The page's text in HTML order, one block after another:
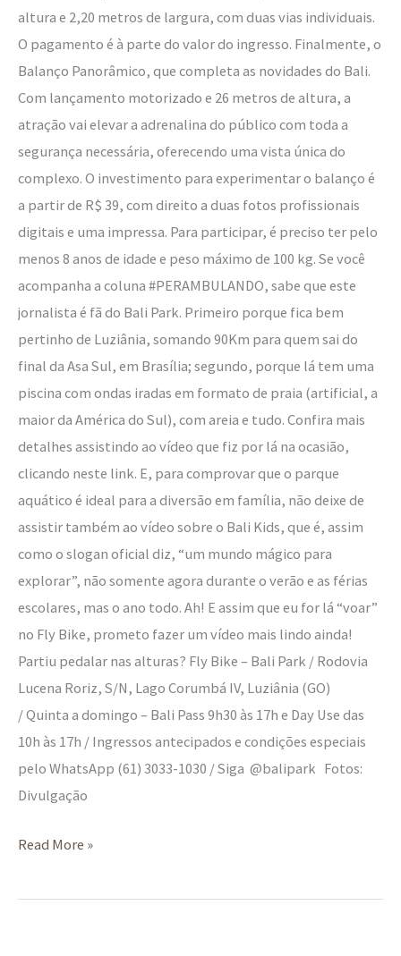
altura e 2,20 metros de largura, com duas vias individuais.
O pagamento é à parte do valor do ingresso. Finalmente, o
Balanço Panorâmico, que completa as novidades do Bali.
Com lançamento motorizado e 26 metros de altura, a
atração vai elevar a adrenalina do público com toda a
segurança necessária, oferecendo uma vista única do
complexo. O investimento para experimentar o balanço é
a partir de R$ 39, com direito a duas fotos profissionais
digitais e uma impressa. Para participar, é preciso ter pelo
menos 8 anos de idade e peso máximo de 100 kg. Se você
acompanha a coluna #PERAMBULANDO, sabe que este
jornalista é fã do Bali Park. Primeiro porque fica bem
pertinho de Luziânia, somando 90Km para quem sai do
final da Asa Sul, em Brasília; segundo, porque lá tem uma
piscina com ondas iradas em formato de praia (artificial, a
maior da América do Sul), com areia e tudo. Confira mais
detalhes assistindo ao vídeo que fiz por lá na ocasião,
clicando neste link. E, para comprovar que o parque
aquático é ideal para a diversão em família, não deixe de
assistir também ao vídeo sobre o Bali Kids, que é, assim
como o slogan oficial diz, “um mundo mágico para
explorar”, não somente agora durante o verão e as férias
escolares, mas o ano todo. Ah! E assim que eu for lá “voar”
no Fly Bike, prometo fazer um vídeo mais lindo ainda!
Partiu pedalar nas alturas? Fly Bike – Bali Park / Rodovia
Lucena Roriz, S/N, Lago Corumbá IV, Luziânia (GO)
/ Quinta a domingo – Bali Pass 9h30 às 17h e Day Use das
10h às 17h / Ingressos antecipados e condições especiais
pelo WhatsApp (61) 3033-1030 / Siga @balipark Fotos:
Divulgação
Read More »